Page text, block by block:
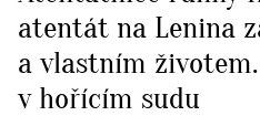
Všechny kategorie
Rozhovory
RETROHUBKY
PSYCHOLOGIE
atentát na Lenina
a vlastním
v hořícím sudu